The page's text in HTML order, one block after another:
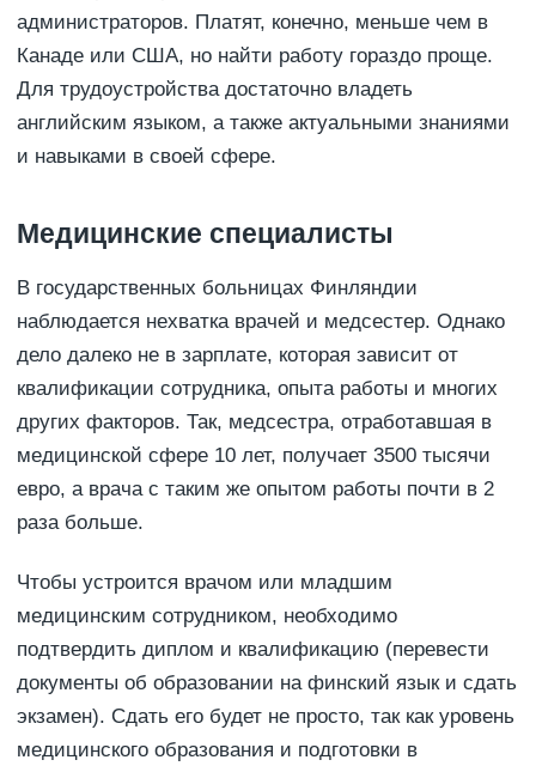
администраторов. Платят, конечно, меньше чем в
Канаде или США, но найти работу гораздо проще.
Для трудоустройства достаточно владеть
английским языком, а также актуальными знаниями
и навыками в своей сфере.
Медицинские специалисты
В государственных больницах Финляндии
наблюдается нехватка врачей и медсестер. Однако
дело далеко не в зарплате, которая зависит от
квалификации сотрудника, опыта работы и многих
других факторов. Так, медсестра, отработавшая в
медицинской сфере 10 лет, получает 3500 тысячи
евро, а врача с таким же опытом работы почти в 2
раза больше.
Чтобы устроится врачом или младшим
медицинским сотрудником, необходимо
подтвердить диплом и квалификацию (перевести
документы об образовании на финский язык и сдать
экзамен). Сдать его будет не просто, так как уровень
медицинского образования и подготовки в